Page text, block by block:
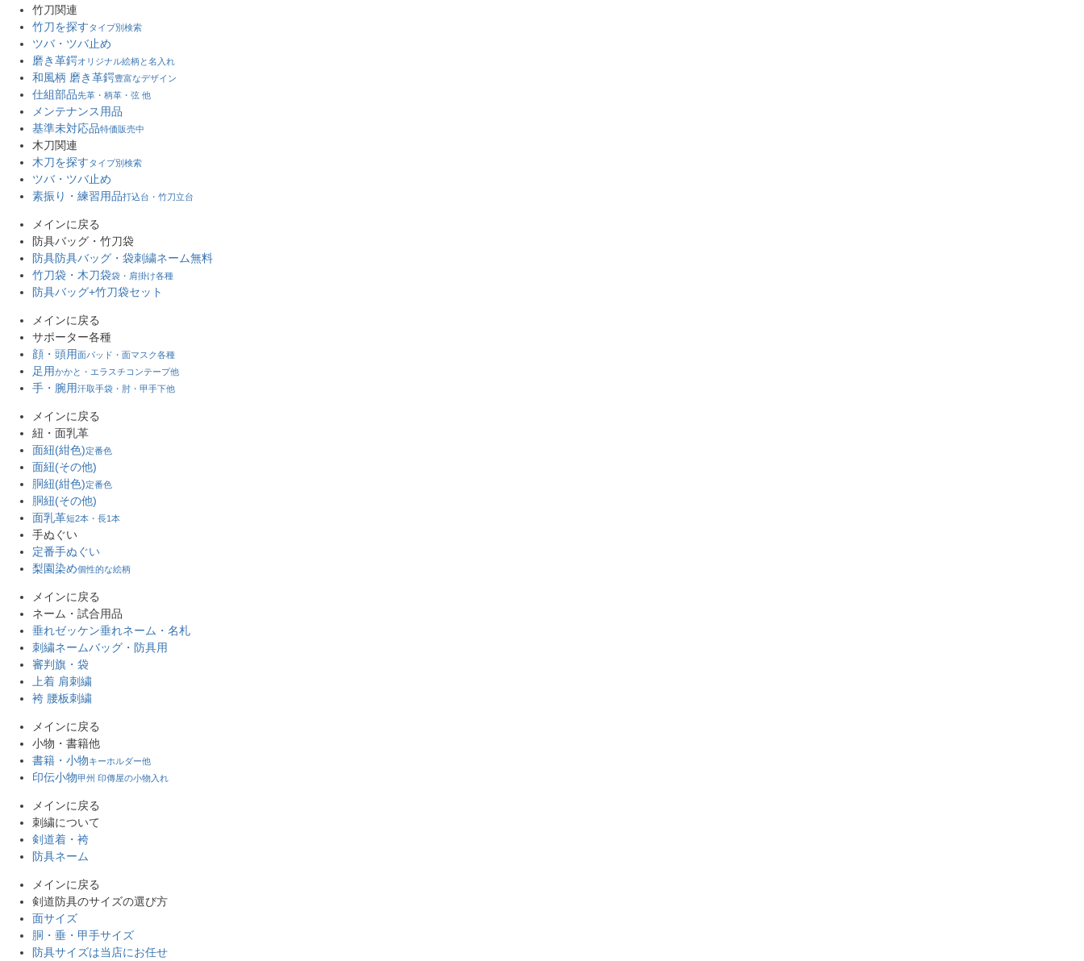
竹刀関連
竹刀を探すタイプ別検索
ツバ・ツバ止め
磨き革鍔オリジナル絵柄と名入れ
和風柄 磨き革鍔豊富なデザイン
仕組部品先革・柄革・弦 他
メンテナンス用品
基準未対応品特価販売中
木刀関連
木刀を探すタイプ別検索
ツバ・ツバ止め
素振り・練習用品打込台・竹刀立台
メインに戻る
防具バッグ・竹刀袋
防具防具バッグ・袋刺繍ネーム無料
竹刀袋・木刀袋袋・肩掛け各種
防具バッグ+竹刀袋セット
メインに戻る
サポーター各種
顔・頭用面パッド・面マスク各種
足用かかと・エラスチコンテープ他
手・腕用汗取手袋・肘・甲手下他
メインに戻る
紐・面乳革
面紐(紺色)定番色
面紐(その他)
胴紐(紺色)定番色
胴紐(その他)
面乳革短2本・長1本
手ぬぐい
定番手ぬぐい
梨園染め個性的な絵柄
メインに戻る
ネーム・試合用品
垂れゼッケン垂れネーム・名札
刺繍ネームバッグ・防具用
審判旗・袋
上着 肩刺繍
袴 腰板刺繍
メインに戻る
小物・書籍他
書籍・小物キーホルダー他
印伝小物甲州 印傳屋の小物入れ
メインに戻る
刺繍について
剣道着・袴
防具ネーム
メインに戻る
剣道防具のサイズの選び方
面サイズ
胴・垂・甲手サイズ
防具サイズは当店にお任せ